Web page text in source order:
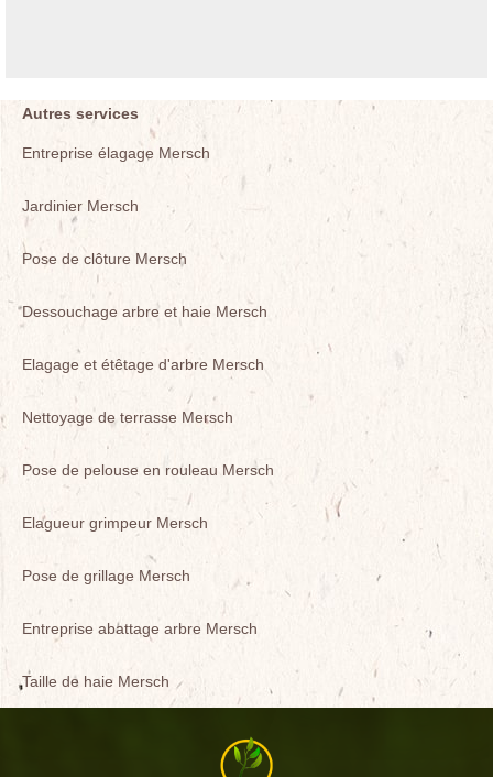
Autres services
Entreprise élagage Mersch
Jardinier Mersch
Pose de clôture Mersch
Dessouchage arbre et haie Mersch
Elagage et étêtage d'arbre Mersch
Nettoyage de terrasse Mersch
Pose de pelouse en rouleau Mersch
Elagueur grimpeur Mersch
Pose de grillage Mersch
Entreprise abattage arbre Mersch
Taille de haie Mersch